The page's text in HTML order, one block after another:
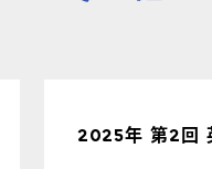
2025年 第2回